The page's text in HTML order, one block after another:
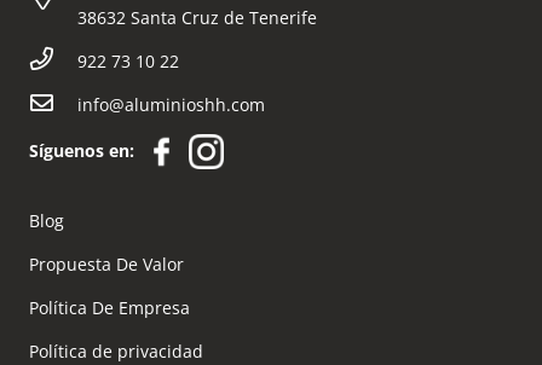
38632 Santa Cruz de Tenerife
922 73 10 22
info@aluminioshh.com
Síguenos en:
Blog
Propuesta De Valor
Política De Empresa
Política de privacidad